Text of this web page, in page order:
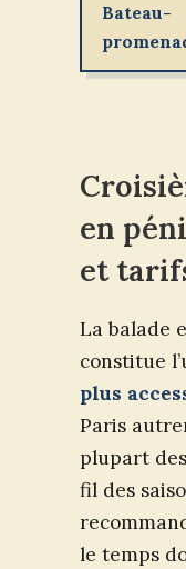
Bateau-
en
et
La balade
constitue
plus
Paris
plupart
fil des
le temps